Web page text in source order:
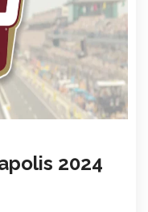
2024